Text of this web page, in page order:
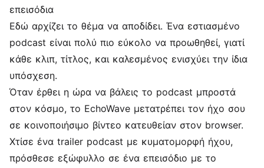
επεισόδια
Εδώ αρχίζει το θέμα να αποδίδει. Ένα εστιασμένο
podcast είναι πολύ πιο εύκολο να προωθηθεί, γιατί
κάθε κλιπ, τίτλος, και καλεσμένος ενισχύει την ίδια
υπόσχεση.
Όταν έρθει η ώρα να βάλεις το podcast μπροστά
στον κόσμο, το EchoWave μετατρέπει τον ήχο σου
σε κοινοποιήσιμο βίντεο κατευθείαν στον browser.
Χτίσε ένα trailer podcast με κυματομορφή ήχου,
πρόσθεσε εξώφυλλο σε ένα επεισόδιο με το